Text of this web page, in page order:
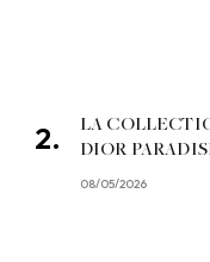
LA
DIOR
08/05/2026